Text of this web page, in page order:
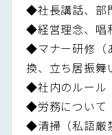
◆社長講話、部
◆経営理念、唱
◆マナー研修（
換、立ち居振舞
◆社内のルール
◆労務について
◆清掃（私語厳